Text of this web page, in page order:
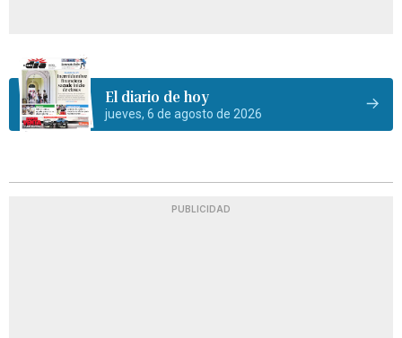
El diario de hoy
jueves, 6 de agosto de 2026
PUBLICIDAD